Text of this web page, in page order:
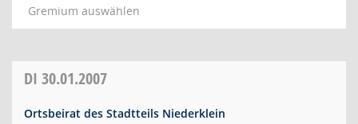
Gremium auswählen
DI 30.01.2007
Ortsbeirat des Stadtteils Niederklein